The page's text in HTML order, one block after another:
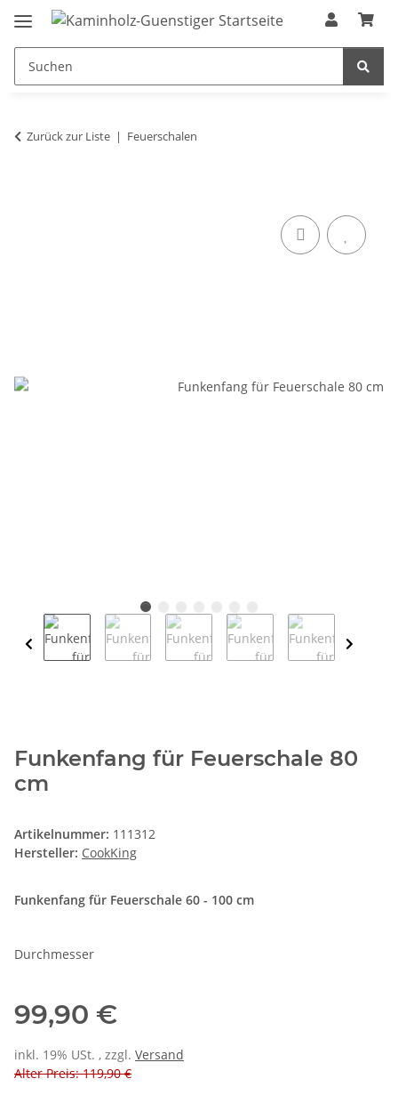
Zurück zur Liste Feuerschalen
Funkenfang für Feuerschale 80
cm
Artikelnummer: 111312
Hersteller: CookKing
Funkenfang für Feuerschale 60 - 100 cm
Durchmesser
99,90 €
inkl. 19% USt. , zzgl. Versand
Alter Preis: 119,90 €